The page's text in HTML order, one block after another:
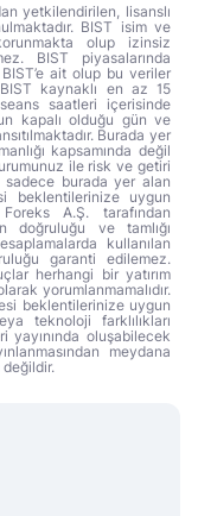
yetkilendirilen, lisanslı
BIST isim ve
olup izinsiz
BIST piyasalarında
ait olup bu veriler
kaynaklı en az 15
saatleri içerisinde
kapalı olduğu gün ve
Burada yer
kapsamında değil
ile risk ve getiri
burada yer alan
beklentilerinize uygun
A.Ş. tarafından
doğruluğu ve tamlığı
kullanılan
garanti edilemez.
herhangi bir yatırım
yorumlanmamalıdır.
beklentilerinize uygun
teknoloji farklılıkları
oluşabilecek
meydana